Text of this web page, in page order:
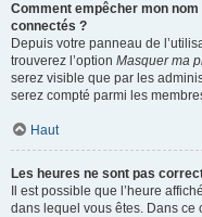
Comment empêcher mon
connectés ?
Depuis votre panneau de
trouverez l’option Masquer ma
serez visible que par les
serez compté parmi les
Haut
Les heures ne sont pas
Il est possible que l’heure
dans lequel vous êtes. Dans ce